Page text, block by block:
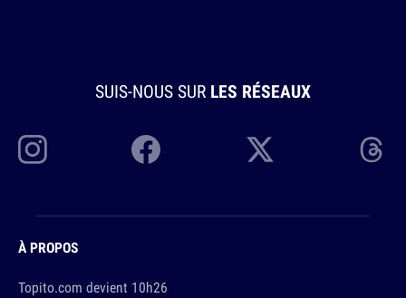
SUIS-NOUS SUR LES RÉSEAUX
À PROPOS
Topito.com devient 10h26